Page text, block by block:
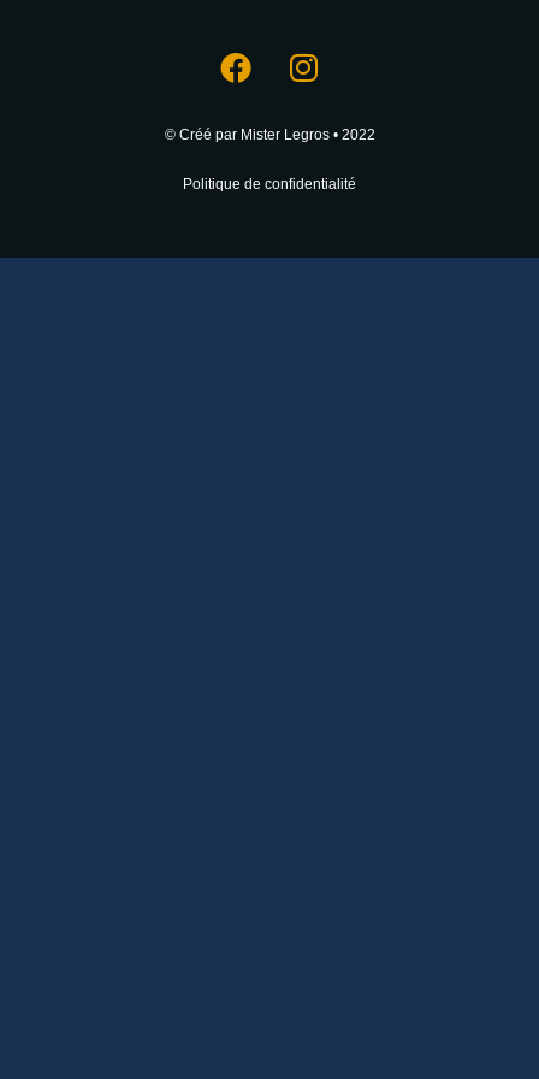
© Créé par Mister Legros • 2022
Politique de confidentialité